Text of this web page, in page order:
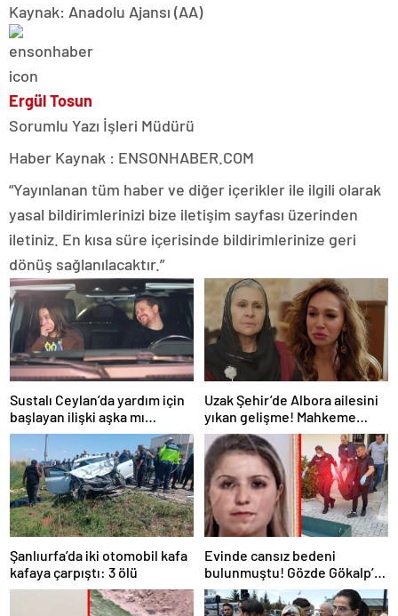
Kaynak: Anadolu Ajansı (AA)
Ergül Tosun
Sorumlu Yazı İşleri Müdürü
Haber Kaynak : ENSONHABER.COM
“Yayınlanan tüm haber ve diğer içerikler ile ilgili olarak
yasal bildirimlerinizi bize iletişim sayfası üzerinden
iletiniz. En kısa süre içerisinde bildirimlerinize geri
dönüş sağlanılacaktır.”
Sustalı Ceylan’da yardım için
başlayan ilişki aşka mı
dönüşüyor?
Uzak Şehir’de Albora ailesini
yıkan gelişme! Mahkeme
sonrası ortalık karıştı
Şanlıurfa’da iki otomobil kafa
kafaya çarpıştı: 3 ölü
Evinde cansız bedeni
bulunmuştu! Gözde Gökalp’in
ölümünde şok detay!
Morluklar 3-4 günlükmüş…